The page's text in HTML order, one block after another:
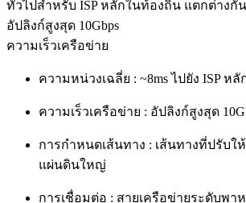
ทั่วไปสำหรับ ISP หลักในท้องถิ่น แตกต่างกั
อัปลิงก์สูงสุด 10Gbps
ความเร็วเครือข่าย
ความหน่วงเฉลี่ย : ~8ms ไปยัง ISP ห
ความเร็วเครือข่าย : อัปลิงก์สูงสุด
การกำหนดเส้นทาง : เส้นทางที่ปรับใ
แผ่นดินใหญ่
การเชื่อมต่อ : สายเครือข่ายระดับพา